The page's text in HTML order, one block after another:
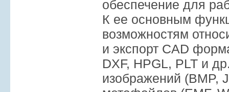
обеспечение для
К ее основным
возможностям
и экспорт CAD
DXF, HPGL, PLT и
изображений (BMP,